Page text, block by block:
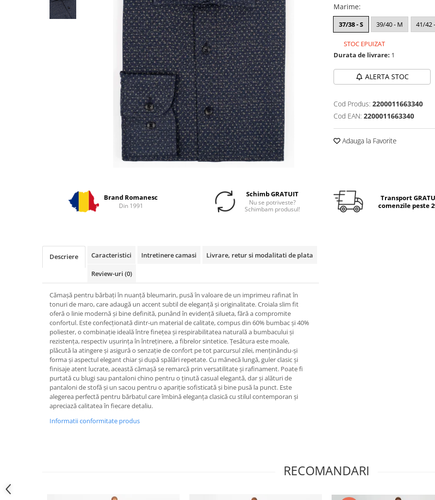
Marime:
37/38 - S 39/40 - M 41/42
STOC EPUIZAT
Durata de livrare: 1
ALERTA STOC
Cod Produs: 2200011663340
Cod EAN: 2200011663340
Adauga la Favorite
Brand Romanesc
Din 1991
Schimb GRATUIT
Nu se potriveste?
Schimbam produsul!
Transport
comenzile peste
Descriere Caracteristici Intretinere camasi Livrare, retur si modalitati de plata
Review-uri (0)
Cămașă pentru bărbați în nuanță bleumarin, pusă în valoare de un imprimeu rafinat în
tonuri de maro, care adaugă un accent subtil de eleganță și originalitate. Croiala slim fit
oferă o linie modernă și bine definită, punând în evidență silueta, fără a compromite
confortul. Este confecționată dintr-un material de calitate, compus din 60% bumbac și 40%
poliester, o combinație ideală între finețea și respirabilitatea naturală a bumbacului și
rezistența, respectiv ușurința în întreținere, a fibrelor sintetice. Țesătura este moale,
plăcută la atingere și asigură o senzație de confort pe tot parcursul zilei, menținându-și
forma și aspectul elegant chiar și după spălări repetate. Cu mânecă lungă, guler clasic și
finisaje atent lucrate, această cămașă se remarcă prin versatilitate și rafinament. Poate fi
purtată cu blugi sau pantaloni chino pentru o ținută casual elegantă, dar și alături de
pantaloni de stofă și un sacou pentru o apariție sofisticată și bine pusă la punct. Este
alegerea perfectă pentru bărbatul care îmbină eleganța clasică cu stilul contemporan și
apreciază calitatea în fiecare detaliu.
Informatii conformitate produs
RECOMANDARI